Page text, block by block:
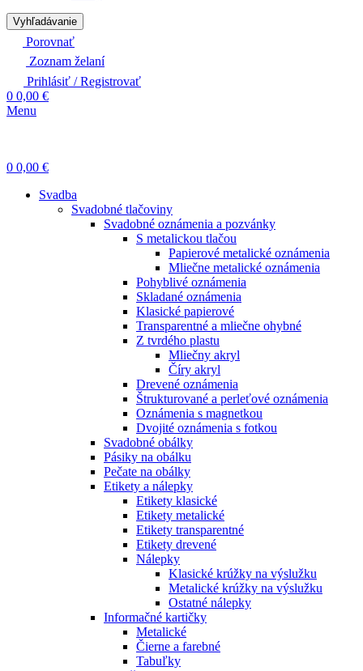
Vyhľadávanie
Porovnať
Zoznam želaní
Prihlásiť / Registrovať
0 0,00 €
Menu
0 0,00 €
Svadba
Svadobné tlačoviny
Svadobné oznámenia a pozvánky
S metalickou tlačou
Papierové metalické oznámenia
Mliečne metalické oznámenia
Pohyblivé oznámenia
Skladané oznámenia
Klasické papierové
Transparentné a mliečne ohybné
Z tvrdého plastu
Mliečny akryl
Číry akryl
Drevené oznámenia
Štrukturované a perleťové oznámenia
Oznámenia s magnetkou
Dvojité oznámenia s fotkou
Svadobné obálky
Pásiky na obálku
Pečate na obálky
Etikety a nálepky
Etikety klasické
Etikety metalické
Etikety transparentné
Etikety drevené
Nálepky
Klasické krúžky na výslužku
Metalické krúžky na výslužku
Ostatné nálepky
Informačné kartičky
Metalické
Čierne a farebné
Tabuľky